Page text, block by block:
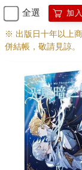
每年冬天，海面凝
廣闊的冰上陸地。
三胖一頭撞上了冰
一不留神竟然游到
之中的東西。
漁船。
一艘漁船正在冰
小心撞上浮冰，
附近，運氣好的
著膽子來到這片危
有漁船，就意味著
三胖有些不安地看
全選 加
※ 出版日十年以上
併結帳，敬請見諒。